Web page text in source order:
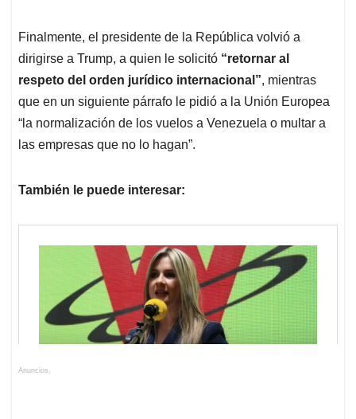
Finalmente, el presidente de la República volvió a
dirigirse a Trump, a quien le solicitó “retornar al
respeto del orden jurídico internacional”, mientras
que en un siguiente párrafo le pidió a la Unión Europea
“la normalización de los vuelos a Venezuela o multar a
las empresas que no lo hagan”.
También le puede interesar:
Anuncios.